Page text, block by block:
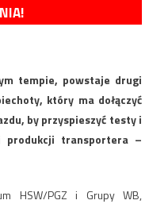
tempie, powstaje drugi
który ma dołączyć
by przyspieszyć testy i
produkcji transportera –
HSW/PGZ i Grupy WB,